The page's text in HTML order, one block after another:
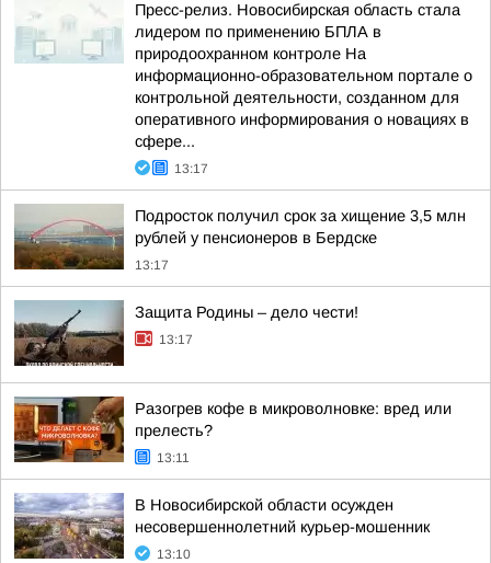
Пресс-релиз. Новосибирская область стала
лидером по применению БПЛА в
природоохранном контроле На
информационно-образовательном портале о
контрольной деятельности, созданном для
оперативного информирования о новациях в
сфере...
13:17
Подросток получил срок за хищение 3,5 млн
рублей у пенсионеров в Бердске
13:17
Защита Родины – дело чести!
13:17
Разогрев кофе в микроволновке: вред или
прелесть?
13:11
В Новосибирской области осужден
несовершеннолетний курьер-мошенник
13:10